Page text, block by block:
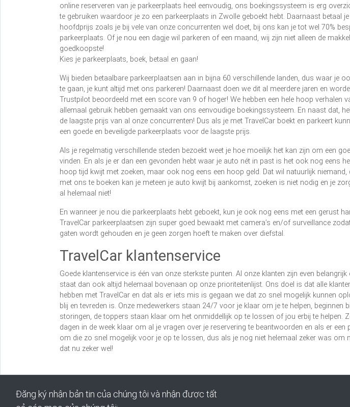
online reserveren van je parkeerplaats heel eenvoudig, ons boekingssysteem is erg
te gebruiken waardoor je zo een parkeerplaats in Zwolle geboekt hebt. Daarnaast betaal
hoofdprijs zoals je bij vele van onze concurrenten wel doet, bij ons kan je tot wel 70%
parkeerplaats. Of je nou een dagje wil parkeren of een maand, wij zijn niet alleen de
goedkoopste!
Kies je parkeerplaats, boek, betaal en gaan!
Wij bieden betaalbare parkeerplaatsen aan in bijna 60 verschillende landen, dus waar je
te gaan, je kunt altijd met ons parkeren! Daarnaast doen we dit al meerdere jaren en
Trustpilot beoordeeld met een score van 9 of hoger! We hebben een hele hoop verhalen
allemaal gebruik hebben gemaakt van ons eenvoudige boekingssysteem. En naast dat,
de laagste prijs van al onze concurrenten! Dus als je met TravelCar boekt en parkeert
een goede en beveiligde parkeerplaats voor de laagste prijs.
Als je regelmatig verschillende steden bezoekt weet je hoe moeilijk het kan zijn om een
vinden. En als je er dan een gevonden hebt waar je auto nét in past is het ook nog eens
hoop tijd kwijt met zoeken, maar ook nog eens een hoop geld. Dat wil natuurlijk
met ons te boeken kan je meteen je auto kwijt bij aankomst, zoeken is niet nodig en je
al helemaal niet!
En wanneer je nou die parkeerplaats hebt geboekt, kun je ook nog eens met een gerust
TravelCar parkeerplaatsen zijn super goed bewaakt met camera’s en/of surveillance
gaten wordt gehouden en je geen zorgen hoeft te maken over diefstal.
TravelCar klantenservice
Goede klantenservice is één van onze sterkste punten. Al onze klanten zijn even
staat dan ook altijd helemaal bovenaan op onze prioriteitenlijst. Ons doel is dat alle
hebben met TravelCar en dat als er iets mis is gegaan we dat zo snel mogelijk kunnen
blij en tevreden is. Onze medewerkers staan 24/7 voor je klaar om je te helpen, beginnen
storingen, de toppers staan klaar om het onmiddellijk op te lossen of jou erbij te helpen.
dagen in de week klaar om al je vragen over je reservering te beantwoorden en als er een
om die zo snel mogelijk voor je op te lossen, dus als je nog niet helemaal zeker was om
dat nu zeker wel!
Đăng ký nhận bản tin của chúng tôi và nhận được tất